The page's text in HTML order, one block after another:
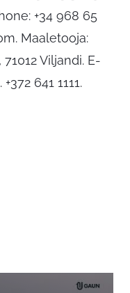
+34 968 65
. Maaletooja:
Viljandi. E-
+372 641 1111.